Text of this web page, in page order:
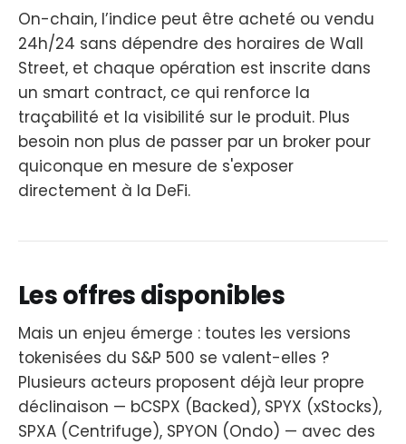
On-chain, l’indice peut être acheté ou vendu
24h/24 sans dépendre des horaires de Wall
Street, et chaque opération est inscrite dans
un smart contract, ce qui renforce la
traçabilité et la visibilité sur le produit. Plus
besoin non plus de passer par un broker pour
quiconque en mesure de s'exposer
directement à la DeFi.
Les offres disponibles
Mais un enjeu émerge : toutes les versions
tokenisées du S&P 500 se valent-elles ?
Plusieurs acteurs proposent déjà leur propre
déclinaison — bCSPX (Backed), SPYX (xStocks),
SPXA (Centrifuge), SPYON (Ondo) — avec des